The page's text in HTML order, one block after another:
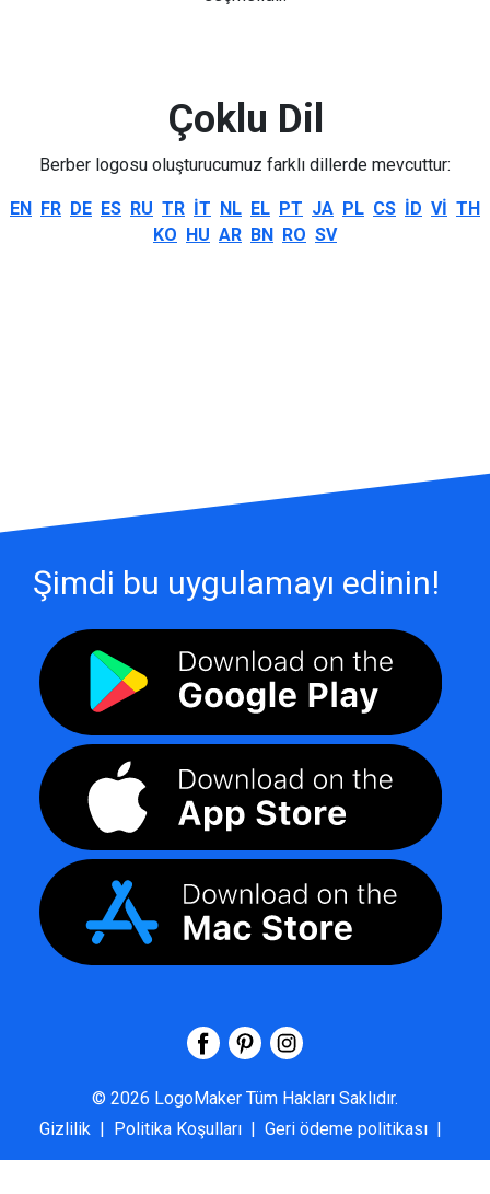
Çoklu Dil
Berber logosu oluşturucumuz farklı dillerde mevcuttur:
EN FR DE ES RU TR IT NL EL PT JA PL CS ID VI TH
KO HU AR BN RO SV
Şimdi bu uygulamayı edinin!
© 2026 LogoMaker Tüm Hakları Saklıdır.
Gizlilik | Politika Koşulları | Geri ödeme politikası |